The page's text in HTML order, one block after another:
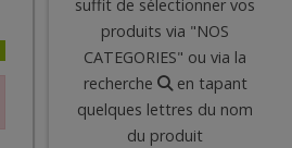
suffit de sélectionner vos
produits via "NOS
CATEGORIES" ou via la
recherche
en tapant
quelques lettres du nom
du produit